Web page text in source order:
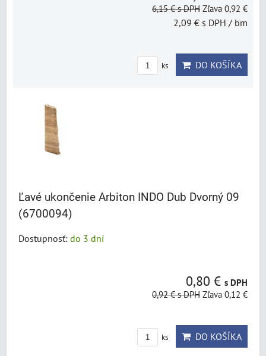
6,15 €s DPH Zľava 0,92 €
2,09 € s DPH / bm
ks DO KOŠÍKA
Ľavé ukončenie Arbiton INDO Dub Dvorný 09
(6700094)
Dostupnosť: do 3 dní
0,80 € s DPH
0,92 €s DPH Zľava 0,12 €
ks DO KOŠÍKA